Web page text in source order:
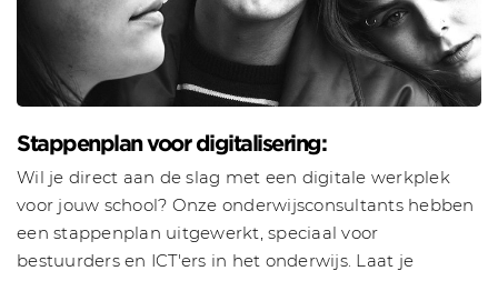
Stappenplan voor digitalisering:
Wil je direct aan de slag met een digitale werkplek
voor jouw school? Onze onderwijsconsultants hebben
een stappenplan uitgewerkt, speciaal voor
bestuurders en ICT'ers in het onderwijs. Laat je